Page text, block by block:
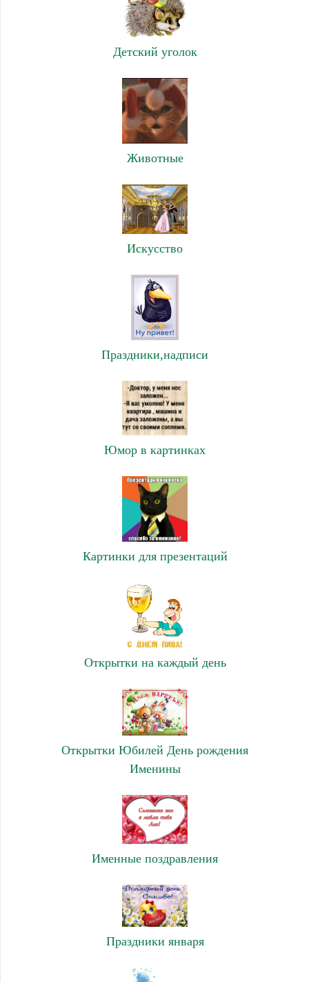
Детский уголок
Животные
Искусство
Праздники,надписи
Юмор в картинках
Картинки для презентаций
Открытки на каждый день
Открытки Юбилей День рождения
Именины
Именные поздравления
Праздники января